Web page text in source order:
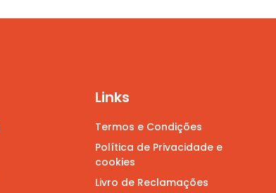
Links
Termos e Condições
Política de Privacidade e
cookies
Livro de Reclamações